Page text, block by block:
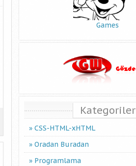
Games
Kategoriler
CSS-HTML-xHTML
Oradan Buradan
Programlama